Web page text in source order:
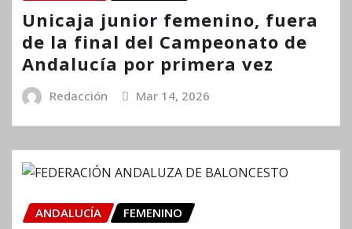
Unicaja junior femenino, fuera
de la final del Campeonato de
Andalucía por primera vez
Redacción Mar 14, 2026
ANDALUCÍA FEMENINO